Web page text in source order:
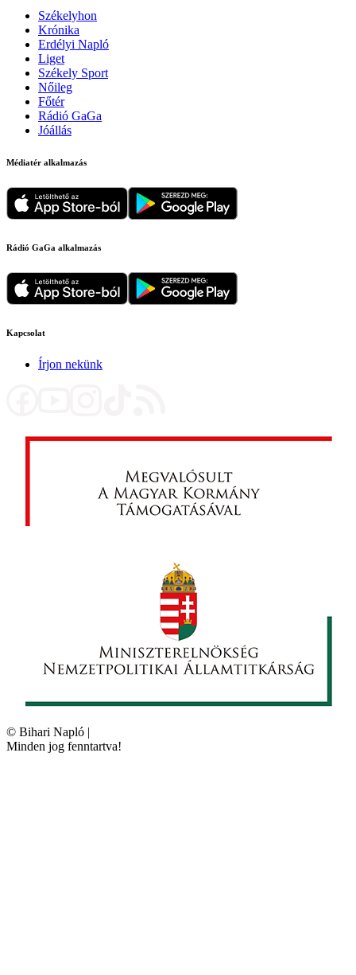
Székelyhon
Krónika
Erdélyi Napló
Liget
Székely Sport
Nőileg
Főtér
Rádió GaGa
Jóállás
Médiatér alkalmazás
Rádió GaGa alkalmazás
Kapcsolat
Írjon nekünk
© Bihari Napló |
Minden jog fenntartva!